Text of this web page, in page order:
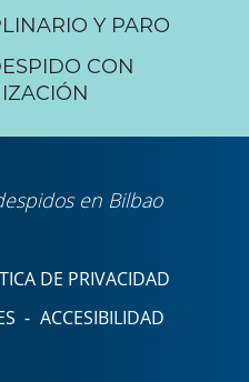
Y PARO
CON
en Bilbao
DE PRIVACIDAD
- ACCESIBILIDAD